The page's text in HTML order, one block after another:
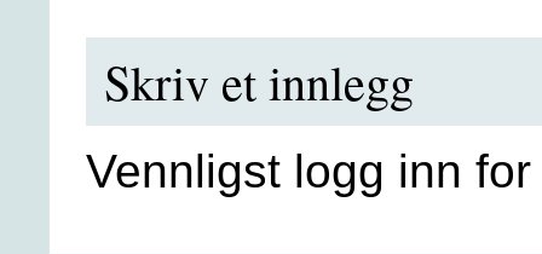
Skriv et innlegg
Vennligst logg inn